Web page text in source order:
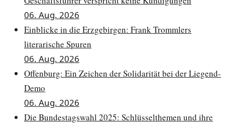
06. Aug. 2026
Einblicke in die Erzgebirgen: Frank Trommlers
literarische Spuren
06. Aug. 2026
Offenburg: Ein Zeichen der Solidarität bei der Liegend-
Demo
06. Aug. 2026
Die Bundestagswahl 2025: Schlüsselthemen und ihre